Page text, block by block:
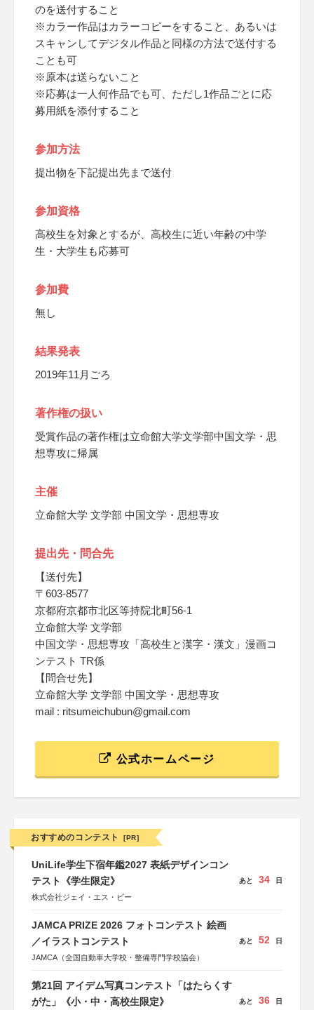
のを送付すること
※カラー作品はカラーコピーをすること、あるいは
スキャンしてデジタル作品と同様の方法で送付する
ことも可
※原本は送らないこと
※応募は一人何作品でも可、ただし1作品ごとに応
募用紙を添付すること
参加方法
提出物を下記提出先まで送付
参加資格
高校生を対象とするが、高校生に近い年齢の中学
生・大学生も応募可
参加費
無し
結果発表
2019年11月ごろ
著作権の扱い
受賞作品の著作権は立命館大学文学部中国文学・思
想専攻に帰属
主催
立命館大学 文学部 中国文学・思想専攻
提出先・問合先
【送付先】
〒603-8577
京都府京都市北区等持院北町56-1
立命館大学 文学部
中国文学・思想専攻「高校生と漢字・漢文」漫画コ
ンテスト TR係
【問合せ先】
立命館大学 文学部 中国文学・思想専攻
mail : ritsumeichubun@gmail.com
公式ホームページ
おすすめのコンテスト [PR]
UniLife学生下宿年鑑2027 表紙デザインコン
テスト《学生限定》
株式会社ジェイ・エス・ビー
あと 34 日
JAMCA PRIZE 2026 フォトコンテスト 絵画
／イラストコンテスト
JAMCA（全国自動車大学校・整備専門学校協会）
あと 52 日
第21回 アイデム写真コンテスト「はたらくす
がた」《小・中・高校生限定》
あと 36 日